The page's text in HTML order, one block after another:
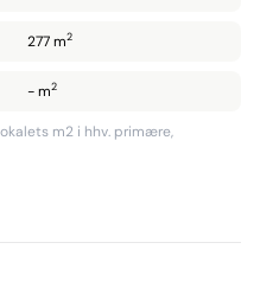
277 m2
- m2
m2 i hhv. primære,